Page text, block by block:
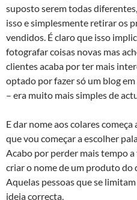
suposto serem todas
isso e simplesmente retirar os
vendidos. É claro que isso
fotografar coisas novas mas
clientes acaba por ter mais
optado por fazer só um blog
– era muito mais simples de
E dar nome aos colares
que vou começar a escolher
Acabo por perder mais tempo
criar o nome de um produto do
Aquelas pessoas que se
ideia correcta.